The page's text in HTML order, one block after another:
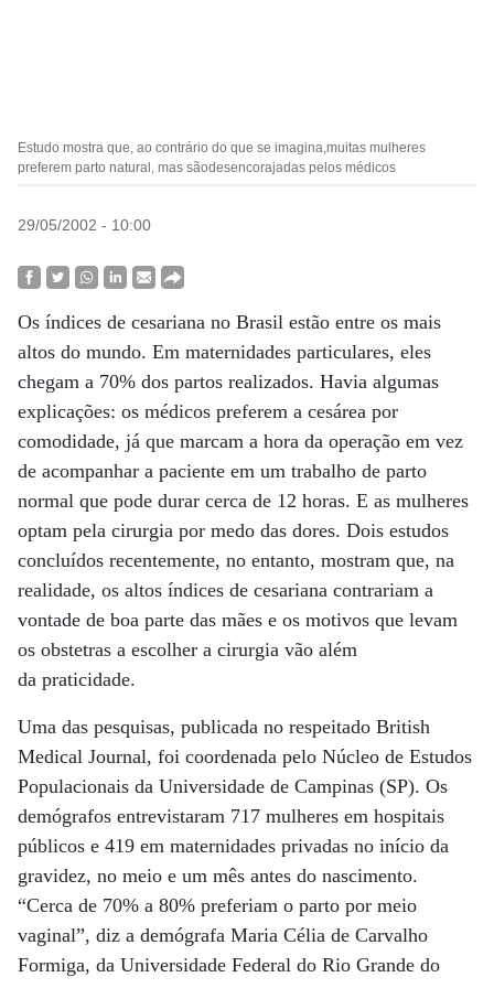
Estudo mostra que, ao contrário do que se imagina,muitas mulheres
preferem parto natural, mas sãodesencorajadas pelos médicos
29/05/2002 - 10:00
Os índices de cesariana no Brasil estão entre os mais
altos do mundo. Em maternidades particulares, eles
chegam a 70% dos partos realizados. Havia algumas
explicações: os médicos preferem a cesárea por
comodidade, já que marcam a hora da operação em vez
de acompanhar a paciente em um trabalho de parto
normal que pode durar cerca de 12 horas. E as mulheres
optam pela cirurgia por medo das dores. Dois estudos
concluídos recentemente, no entanto, mostram que, na
realidade, os altos índices de cesariana contrariam a
vontade de boa parte das mães e os motivos que levam
os obstetras a escolher a cirurgia vão além
da praticidade.
Uma das pesquisas, publicada no respeitado British
Medical Journal, foi coordenada pelo Núcleo de Estudos
Populacionais da Universidade de Campinas (SP). Os
demógrafos entrevistaram 717 mulheres em hospitais
públicos e 419 em maternidades privadas no início da
gravidez, no meio e um mês antes do nascimento.
“Cerca de 70% a 80% preferiam o parto por meio
vaginal”, diz a demógrafa Maria Célia de Carvalho
Formiga, da Universidade Federal do Rio Grande do